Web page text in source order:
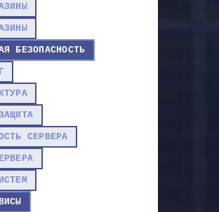
БЕЗОПАСНОСТЬ
СЕРВЕРА